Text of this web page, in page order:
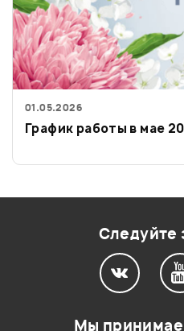
01.05.2026
График работы в мае
Следуйте
Мы